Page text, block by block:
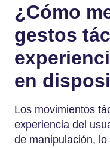
¿Cómo
gestos
en
Los movimientos
experiencia del
de manipulación,